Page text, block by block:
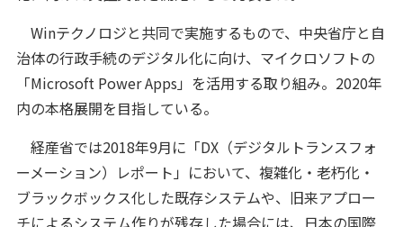
Winテクノロジと共同で実施するもので、中央省庁と自
治体の行政手続のデジタル化に向け、マイクロソフトの
「Microsoft Power Apps」を活用する取り組み。2020年
内の本格展開を目指している。
経産省では2018年9月に「DX（デジタルトランスフォ
ーメーション）レポート」において、複雑化・老朽化・
ブラックボックス化した既存システムや、旧来アプロー
チによるシステム作りが残存した場合には、日本の国際